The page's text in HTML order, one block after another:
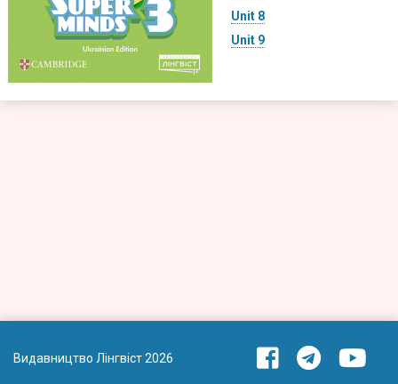
Unit 8
Unit 9
Видавництво Лінгвіст 2026